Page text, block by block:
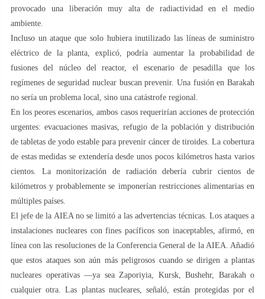
provocado una liberación muy alta de radiactividad en el medio
ambiente.
Incluso un ataque que solo hubiera inutilizado las líneas de suministro
eléctrico de la planta, explicó, podría aumentar la probabilidad de
fusiones del núcleo del reactor, el escenario de pesadilla que los
regímenes de seguridad nuclear buscan prevenir. Una fusión en Barakah
no sería un problema local, sino una catástrofe regional.
En los peores escenarios, ambos casos requerirían acciones de protección
urgentes: evacuaciones masivas, refugio de la población y distribución
de tabletas de yodo estable para prevenir cáncer de tiroides. La cobertura
de estas medidas se extendería desde unos pocos kilómetros hasta varios
cientos. La monitorización de radiación debería cubrir cientos de
kilómetros y probablemente se imponerían restricciones alimentarias en
múltiples países.
El jefe de la AIEA no se limitó a las advertencias técnicas. Los ataques a
instalaciones nucleares con fines pacíficos son inaceptables, afirmó, en
línea con las resoluciones de la Conferencia General de la AIEA. Añadió
que estos ataques son aún más peligrosos cuando se dirigen a plantas
nucleares operativas —ya sea Zaporiyia, Kursk, Bushehr, Barakah o
cualquier otra. Las plantas nucleares, señaló, están protegidas por el